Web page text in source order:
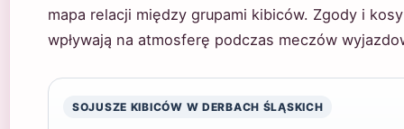
mapa relacji między grupami kibiców. Zgody i
wpływają na atmosferę podczas meczów
SOJUSZE KIBICÓW W DERBACH ŚLĄSKICH